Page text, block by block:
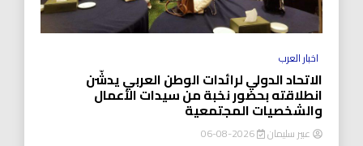
اخبار العرب
الاتحاد الدولي لرائدات الوطن العربي يدشّن
انطلاقته بحضور نخبة من سيدات الأعمال
والشخصيات المجتمعية
عبير سليمان 2026-08-06